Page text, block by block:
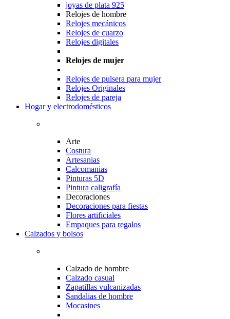
joyas de plata 925
Relojes de hombre
Relojes mecánicos
Relojes de cuarzo
Relojes digitales
Relojes de mujer
Relojes de pulsera para mujer
Relojes Originales
Relojes de pareja
Hogar y electrodomésticos
Arte
Costura
Artesanias
Calcomanias
Pinturas 5D
Pintura caligrafía
Decoraciones
Decoraciones para fiestas
Flores artificiales
Empaques para regalos
Calzados y bolsos
Calzado de hombre
Calzado casual
Zapatillas vulcanizadas
Sandalias de hombre
Mocasines